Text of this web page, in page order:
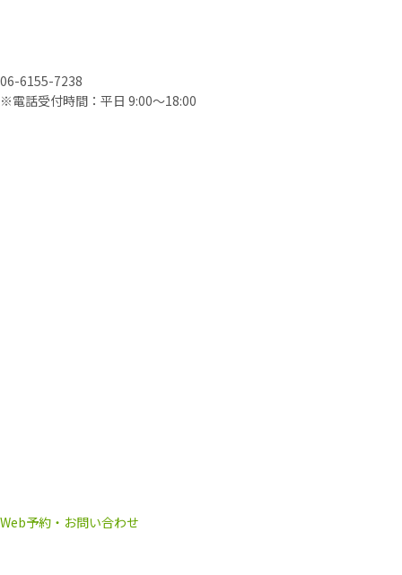
06-6155-7238
※電話受付時間：平日 9:00〜18:00
Web予約・お問い合わせ